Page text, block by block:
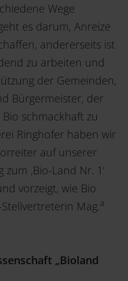
Wege
es darum, Anreize
andererseits ist
zu arbeiten und
der Gemeinden,
Bürgermeister, der
schmackhaft zu
Ringhofer haben wir
auf unserer
‚Bio-Land Nr. 1‘
vorzeigt, wie Bio
Mag. a
„Bioland